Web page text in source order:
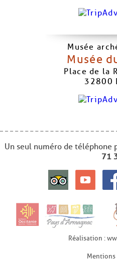
Musée
Musée
Place de la
32800
Un seul numéro de téléphone
71
Réalisation :
Mentions